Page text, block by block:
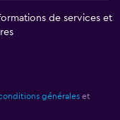
de services et
générales et